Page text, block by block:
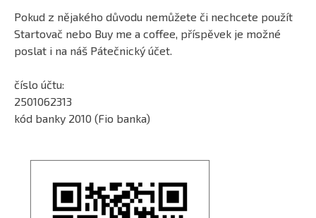
Pokud z nějakého důvodu nemůžete či nechcete použít
Startovač nebo Buy me a coffee, příspěvek je možné
poslat i na náš Pátečnický účet.
číslo účtu:
2501062313
kód banky 2010 (Fio banka)